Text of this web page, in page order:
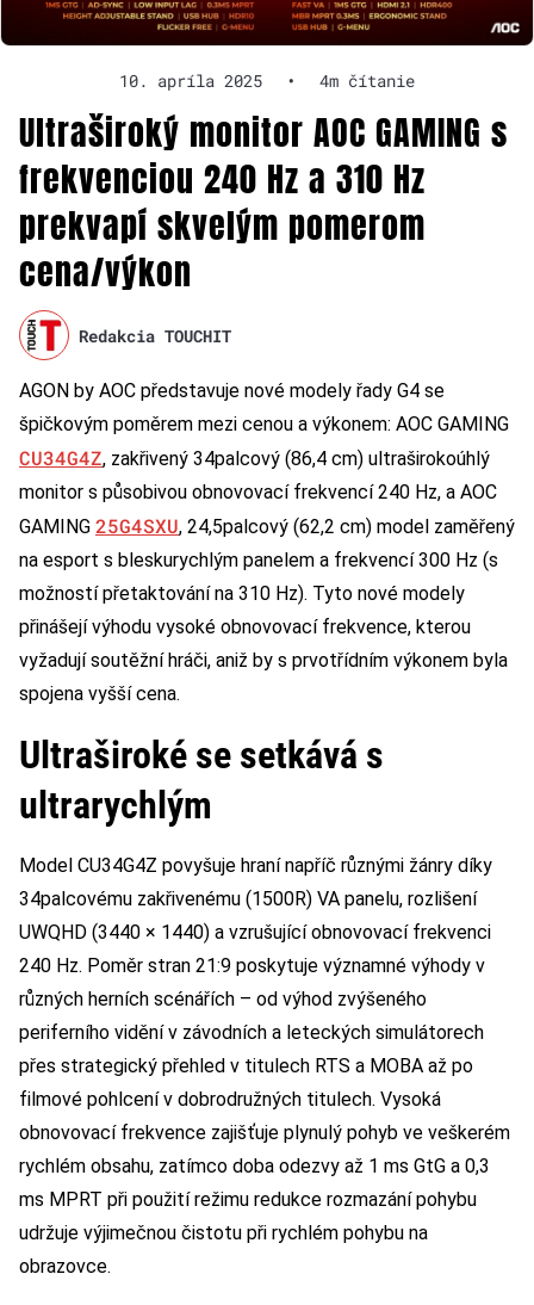
10. apríla 2025 • 4m čítanie
Ultraširoký monitor AOC GAMING s
frekvenciou 240 Hz a 310 Hz
prekvapí skvelým pomerom
cena/výkon
Redakcia TOUCHIT
AGON by AOC představuje nové modely řady G4 se
špičkovým poměrem mezi cenou a výkonem: AOC GAMING
CU34G4Z, zakřivený 34palcový (86,4 cm) ultraširokoúhlý
monitor s působivou obnovovací frekvencí 240 Hz, a AOC
GAMING 25G4SXU, 24,5palcový (62,2 cm) model zaměřený
na esport s bleskurychlým panelem a frekvencí 300 Hz (s
možností přetaktování na 310 Hz). Tyto nové modely
přinášejí výhodu vysoké obnovovací frekvence, kterou
vyžadují soutěžní hráči, aniž by s prvotřídním výkonem byla
spojena vyšší cena.
Ultraširoké se setkává s
ultrarychlým
Model CU34G4Z povyšuje hraní napříč různými žánry díky
34palcovému zakřivenému (1500R) VA panelu, rozlišení
UWQHD (3440 × 1440) a vzrušující obnovovací frekvenci
240 Hz. Poměr stran 21:9 poskytuje významné výhody v
různých herních scénářích – od výhod zvýšeného
periferního vidění v závodních a leteckých simulátorech
přes strategický přehled v titulech RTS a MOBA až po
filmové pohlcení v dobrodružných titulech. Vysoká
obnovovací frekvence zajišťuje plynulý pohyb ve veškerém
rychlém obsahu, zatímco doba odezvy až 1 ms GtG a 0,3
ms MPRT při použití režimu redukce rozmazání pohybu
udržuje výjimečnou čistotu při rychlém pohybu na
obrazovce.